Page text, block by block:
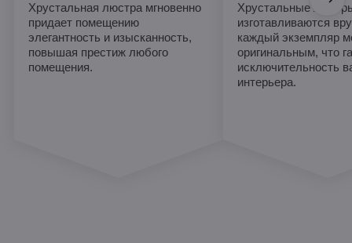
Хрустальная люстра мгновенно
придает помещению
элегантность и изысканность,
повышая престиж любого
помещения.
Хрустальные
изготавливаются
каждый экземпляр
оригинальным, что
исключительность
интерьера.